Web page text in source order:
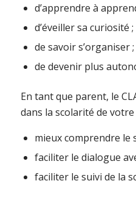
d’apprendre à
d’éveiller sa curiosité ;
de savoir s’organiser ;
de devenir plus
En tant que parent, le
dans la scolarité de
mieux comprendre le
faciliter le dialogue
faciliter le suivi de la